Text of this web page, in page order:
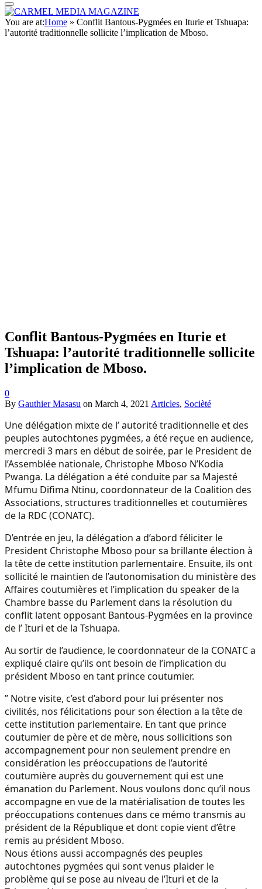
You are at:Home » Conflit Bantous-Pygmées en Iturie et Tshuapa:
l’autorité traditionnelle sollicite l’implication de Mboso.
Conflit Bantous-Pygmées en Iturie et
Tshuapa: l’autorité traditionnelle sollicite
l’implication de Mboso.
0
By Gauthier Masasu on March 4, 2021 Articles, Socièté
Une délégation mixte de l’ autorité traditionnelle et des
peuples autochtones pygmées, a été reçue en audience,
mercredi 3 mars en début de soirée, par le President de
l’Assemblée nationale, Christophe Mboso N’Kodia
Pwanga. La délégation a été conduite par sa Majesté
Mfumu Difima Ntinu, coordonnateur de la Coalition des
Associations, structures traditionnelles et coutumières
de la RDC (CONATC).
D’entrée en jeu, la délégation a d’abord féliciter le
President Christophe Mboso pour sa brillante élection à
la tête de cette institution parlementaire. Ensuite, ils ont
sollicité le maintien de l’autonomisation du ministère des
Affaires coutumières et l’implication du speaker de la
Chambre basse du Parlement dans la résolution du
conflit latent opposant Bantous-Pygmées en la province
de l’ Ituri et de la Tshuapa.
Au sortir de l’audience, le coordonnateur de la CONATC a
expliqué claire qu’ils ont besoin de l’implication du
président Mboso en tant prince coutumier.
” Notre visite, c’est d’abord pour lui présenter nos
civilités, nos félicitations pour son élection a la tête de
cette institution parlementaire. En tant que prince
coutumier de père et de mère, nous sollicitions son
accompagnement pour non seulement prendre en
considération les préoccupations de l’autorité
coutumière auprès du gouvernement qui est une
émanation du Parlement. Nous voulons donc qu’il nous
accompagne en vue de la matérialisation de toutes les
préoccupations contenues dans ce mémo transmis au
président de la République et dont copie vient d’être
remis au président Mboso.
Nous étions aussi accompagnés des peuples
autochtones pygmées qui sont venus plaider le
problème qui se pose au niveau de l’Ituri et de la